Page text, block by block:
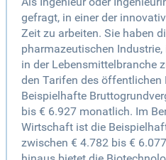
gefragt, in einer der
Zeit zu arbeiten. Sie haben
pharmazeutischen
in der Lebensmittelbranche
den Tarifen des öffentlichen
Beispielhafte
bis € 6.927 monatlich. Im
Wirtschaft ist die
zwischen € 4.782 bis €